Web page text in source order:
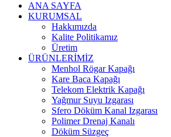
ANA SAYFA
KURUMSAL
Hakkımızda
Kalite Politikamız
Üretim
ÜRÜNLERİMİZ
Menhol Rögar Kapağı
Kare Baca Kapağı
Telekom Elektrik Kapağı
Yağmur Suyu Izgarası
Sfero Döküm Kanal Izgarası
Polimer Drenaj Kanalı
Döküm Süzgeç